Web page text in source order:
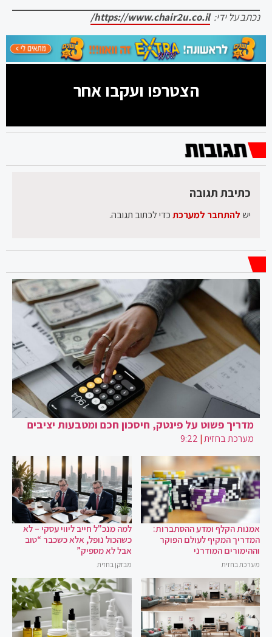
נכתב על ידי:https://www.chair2u.co.il/
הצטרפו ועקבו אחר
כתיבת תגובה
יש להתחבר למערכתכדי לכתוב תגובה.
מדריך פשוט על פינטק, חיסכון חכם ומטבעות יציבים
מערכת בחזית|
9:22
אמנות הקלף ומדע ההסתברות:
המדריך המקיף לעולם הפוקר
וההימורים המודרני
מערכת בחזית
למה מנכ"ל חייב ליווי עסקי – לא
כשהכול נופל, אלא כשכבר “טוב
אבל לא מספיק”
מבזקן בחזית